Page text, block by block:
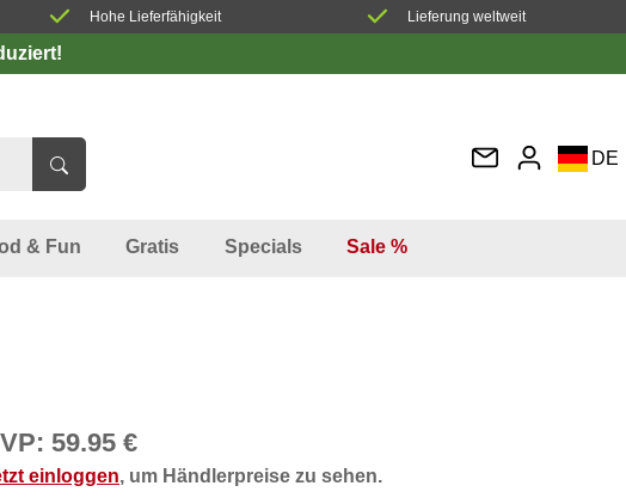
Hohe Lieferfähigkeit Lieferung weltweit
DE
& Fun Gratis Specials Sale %
59.95 €
einloggen, um Händlerpreise zu sehen.